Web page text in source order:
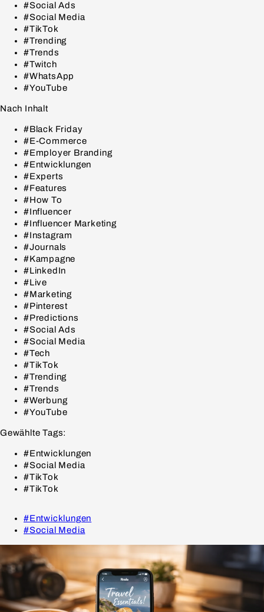
#Social Ads
#Social Media
#TikTok
#Trending
#Trends
#Twitch
#WhatsApp
#YouTube
Nach Inhalt
#Black Friday
#E-Commerce
#Employer Branding
#Entwicklungen
#Experts
#Features
#How To
#Influencer
#Influencer Marketing
#Instagram
#Journals
#Kampagne
#LinkedIn
#Live
#Marketing
#Pinterest
#Predictions
#Social Ads
#Social Media
#Tech
#TikTok
#Trending
#Trends
#Werbung
#YouTube
Gewählte Tags:
#Entwicklungen
#Social Media
#TikTok
#TikTok
#Entwicklungen
#Social Media